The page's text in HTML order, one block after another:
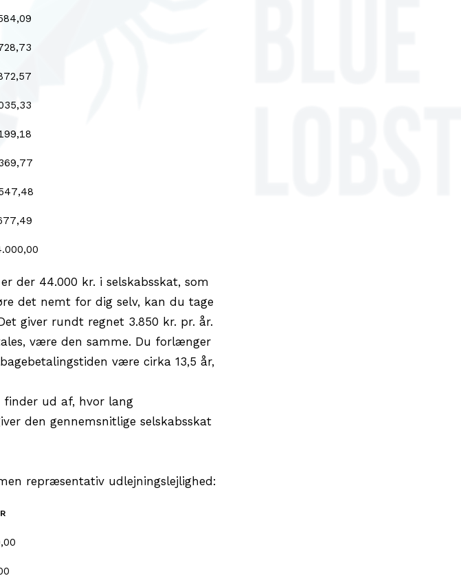
der 44.000 kr. i selskabsskat, som
det nemt for dig selv, kan du tage
giver rundt regnet 3.850 kr. pr. år.
være den samme. Du forlænger
være cirka 13,5 år,
finder ud af, hvor lang
den gennemsnitlige selskabsskat
repræsentativ udlejningslejlighed: